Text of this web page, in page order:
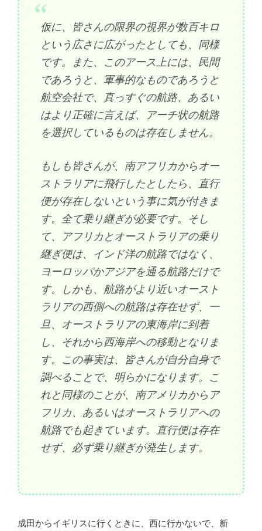
仮に、皆さんの限界の視界が数百キロ
という広さに広がったとしても、同様
です。また、このアース上には、民間
であろうと、軍事的なものであろうと
航空会社で、真っすぐの航路、あるい
はより正確に言えば、アーチ状の航路
を選択しているものは存在しません。
もしも皆さんが、南アフリカからオー
ストラリアに飛行したとしたら、直行
便が存在しないという事に気が付きま
す。全て乗り継ぎが必要です。そし
て、アフリカとオーストラリアの乗り
継ぎ便は、インド洋の航路ではなく、
ヨーロッパかアジアを通る航路だけで
す。しかも、航路がより近いオースト
ラリアの西側への航路は存在せず、一
旦、オーストラリアの東海岸に到着
し、それから西海岸への移動となりま
す。この事実は、皆さんが自分自身で
調べることで、明らかになります。こ
れと同様のことが、南アメリカからア
フリカ、あるいはオーストラリアへの
航路でも起きています。直行便は存在
せず、必ず乗り継ぎが発生します。
成田からイギリスに行くときに、西に行かないで、新